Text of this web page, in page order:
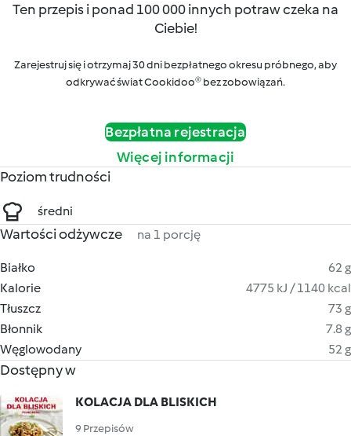
Ten przepis i ponad 100 000 innych potraw czeka na
Ciebie!
Zarejestruj się i otrzymaj 30 dni bezpłatnego okresu próbnego, aby
odkrywać świat Cookidoo® bez zobowiązań.
Bezpłatna rejestracja
Więcej informacji
Poziom trudności
średni
Wartości odżywcze na 1 porcję
Białko
62 g
Kalorie
4775 kJ / 1140 kcal
Tłuszcz
73 g
Błonnik
7.8 g
Węglowodany
52 g
Dostępny w
KOLACJA DLA BLISKICH
9 Przepisów